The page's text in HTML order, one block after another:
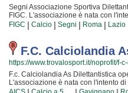
Segni Associazione Sportiva
FIGC. L'associazione è nata con
corsi rivolti a bambini e ragazzi.
radicata nella comunità di segni ha
accompagnandoli in tutto il percorso
sport di squadra. I loro istruttori di
della zona e sono sicuramente i più
che iniziano a giocare e dei ragazzi
eccellenza. Per questo motivo
sarà felice di accogliere anche tuo
raggiungere il successo che merita
FIGC | Calcio | Segni | Roma | Lazio
F.c. Calciolandia
https://www.trovalosport.it/noprofit/f-
F.c. Calciolandia As Dilettantistica
L'associazione è nata con l'intento
corsi rivolti a bambini e ragazzi. F.c.